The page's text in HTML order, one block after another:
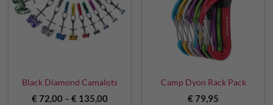
Black Diamond Camalots
€ 72,00 – € 135,00
Camp Dyon Rack Pack
€ 79,95